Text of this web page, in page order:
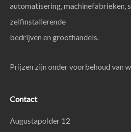
automatisering, machinefabrieken,
zelfinstallerende
bedrijven en groothandels.
Prijzen zijn onder voorbehoud van
Contact
Augustapolder 12